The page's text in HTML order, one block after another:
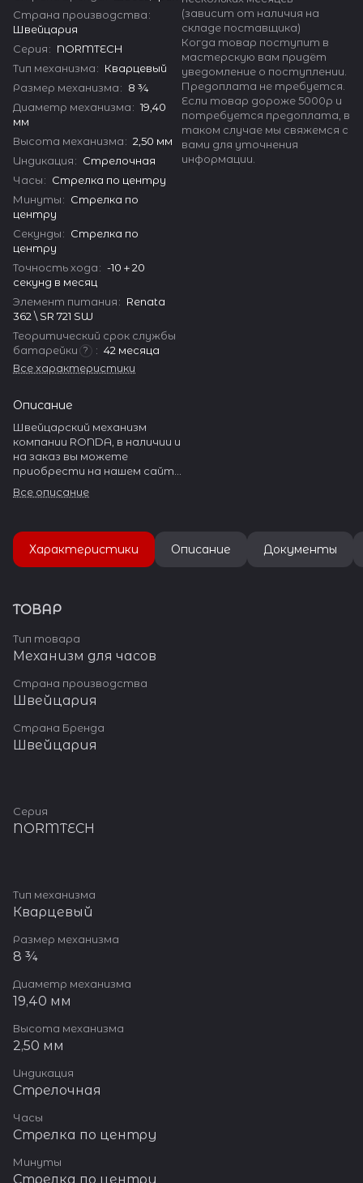
Страна производства:
Швейцария
Серия: NORMTECH
Тип механизма: Кварцевый
Размер механизма: 8 ¾
Диаметр механизма: 19,40
мм
Высота механизма: 2,50 мм
Индикация: Стрелочная
Часы: Стрелка по центру
Минуты: Стрелка по
центру
Секунды: Стрелка по
центру
Точность хода: -10＋20
секунд в месяц
Элемент питания: Renata
362 \ SR 721 SW
Теоритический срок службы
батарейки ? : 42 месяца
Все характеристики
Описание
Швейцарский механизм
компании RONDA, в наличии и
на заказ вы можете
приобрести на нашем сайте
производит огромное
часовых механизмов.
Все описание
(зависит от наличия на
складе поставщика)
Когда товар поступит в
мастерскую вам придёт
уведомление о поступлении.
Предоплата не требуется.
Если товар дороже 5000р и
потребуется предоплата, в
таком случае мы свяжемся с
вами для уточнения
информации.
Характеристики Описание Документы
ТОВАР
Тип товара
Механизм для часов
Страна производства
Швейцария
Страна Бренда
Швейцария
Серия
NORMTECH
Тип механизма
Кварцевый
Размер механизма
8 ¾
Диаметр механизма
19,40 мм
Высота механизма
2,50 мм
Индикация
Стрелочная
Часы
Стрелка по центру
Минуты
Стрелка по центру